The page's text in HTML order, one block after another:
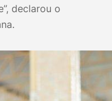
declarou o